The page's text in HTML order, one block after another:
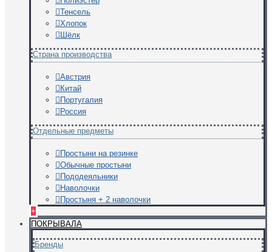
Тенсель
Хлопок
Шёлк
Страна производства
Австрия
Китай
Португалия
Россия
Отдельные предметы
Простыни на резинке
Обычные простыни
Пододеяльники
Наволочки
Простыня + 2 наволочки
+
ПОКРЫВАЛА
Бренды